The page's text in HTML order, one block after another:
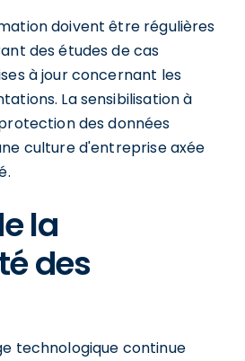
doivent être régulières
des études de cas
à jour concernant les
La sensibilisation à
des données
culture d'entreprise axée
la
des
technologique continue